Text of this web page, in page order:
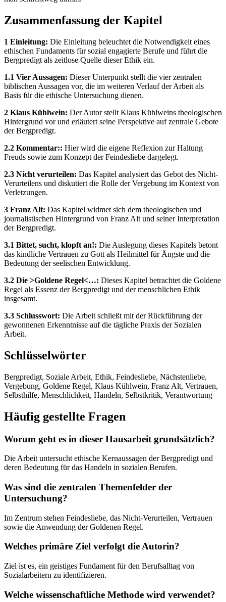
Zusammenfassung der Kapitel
1 Einleitung: Die Einleitung beleuchtet die Notwendigkeit eines
ethischen Fundaments für sozial engagierte Berufe und führt die
Bergpredigt als zeitlose Quelle dieser Ethik ein.
1.1 Vier Aussagen: Dieser Unterpunkt stellt die vier zentralen
biblischen Aussagen vor, die im weiteren Verlauf der Arbeit als
Basis für die ethische Untersuchung dienen.
2 Klaus Kühlwein: Der Autor stellt Klaus Kühlweins theologischen
Hintergrund vor und erläutert seine Perspektive auf zentrale Gebote
der Bergpredigt.
2.2 Kommentar:: Hier wird die eigene Reflexion zur Haltung
Freuds sowie zum Konzept der Feindesliebe dargelegt.
2.3 Nicht verurteilen: Das Kapitel analysiert das Gebot des Nicht-
Verurteilens und diskutiert die Rolle der Vergebung im Kontext von
Verletzungen.
3 Franz Alt: Das Kapitel widmet sich dem theologischen und
journalistischen Hintergrund von Franz Alt und seiner Interpretation
der Bergpredigt.
3.1 Bittet, sucht, klopft an!: Die Auslegung dieses Kapitels betont
das kindliche Vertrauen zu Gott als Heilmittel für Ängste und die
Bedeutung der seelischen Entwicklung.
3.2 Die >Goldene Regel<…: Dieses Kapitel betrachtet die Goldene
Regel als Essenz der Bergpredigt und der menschlichen Ethik
insgesamt.
3.3 Schlusswort: Die Arbeit schließt mit der Rückführung der
gewonnenen Erkenntnisse auf die tägliche Praxis der Sozialen
Arbeit.
Schlüsselwörter
Bergpredigt, Soziale Arbeit, Ethik, Feindesliebe, Nächstenliebe,
Vergebung, Goldene Regel, Klaus Kühlwein, Franz Alt, Vertrauen,
Selbsthilfe, Menschlichkeit, Handeln, Selbstkritik, Verantwortung
Häufig gestellte Fragen
Worum geht es in dieser Hausarbeit grundsätzlich?
Die Arbeit untersucht ethische Kernaussagen der Bergpredigt und
deren Bedeutung für das Handeln in sozialen Berufen.
Was sind die zentralen Themenfelder der
Untersuchung?
Im Zentrum stehen Feindesliebe, das Nicht-Verurteilen, Vertrauen
sowie die Anwendung der Goldenen Regel.
Welches primäre Ziel verfolgt die Autorin?
Ziel ist es, ein geistiges Fundament für den Berufsalltag von
Sozialarbeitern zu identifizieren.
Welche wissenschaftliche Methode wird verwendet?